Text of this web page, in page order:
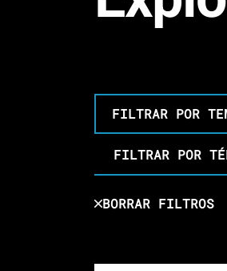
FILTRAR POR
BORRAR FILTROS